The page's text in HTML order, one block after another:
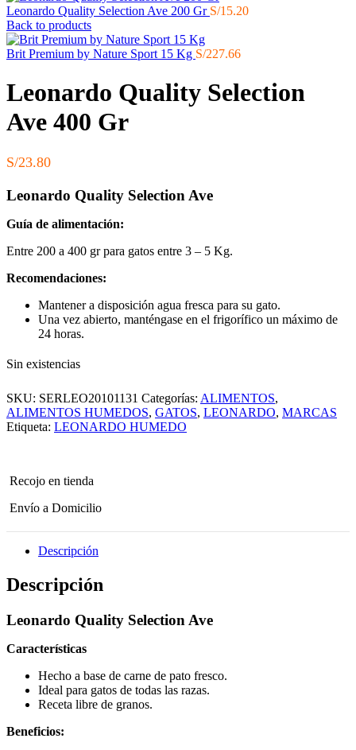
Leonardo Quality Selection Ave 200 Gr S/15.20
Back to products
Brit Premium by Nature Sport 15 Kg S/227.66
Leonardo Quality Selection
Ave 400 Gr
S/23.80
Leonardo Quality Selection Ave
Guía de alimentación:
Entre 200 a 400 gr para gatos entre 3 – 5 Kg.
Recomendaciones:
Mantener a disposición agua fresca para su gato.
Una vez abierto, manténgase en el frigorífico un máximo de
24 horas.
Sin existencias
SKU: SERLEO20101131 Categorías: ALIMENTOS,
ALIMENTOS HUMEDOS, GATOS, LEONARDO, MARCAS
Etiqueta: LEONARDO HUMEDO
Recojo en tienda
Envío a Domicilio
Descripción
Descripción
Leonardo Quality Selection Ave
Características
Hecho a base de carne de pato fresco.
Ideal para gatos de todas las razas.
Receta libre de granos.
Beneficios: